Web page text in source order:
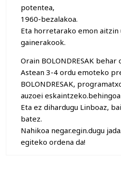
potentea,
1960-bezalakoa.
Eta horretarako emon aitzin
gainerakook.
Orain BOLONDRESAK
Astean 3-4 ordu emoteko
BOLONDRESAK,
auzoei
Eta ez dihardugu Linboaz,
batez.
Nahikoa negar.egin.dugu
egiteko ordena da!